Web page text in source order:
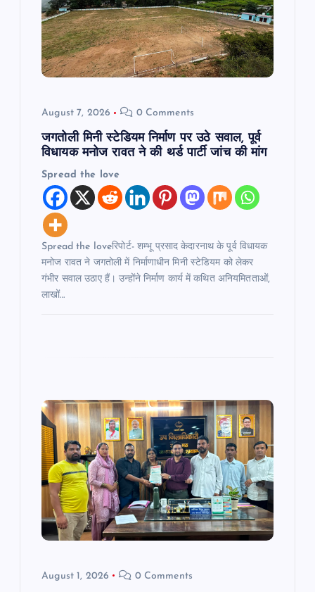
August 7, 2026 0 Comments
जगतोली मिनी स्टेडियम निर्माण पर उठे सवाल, पूर्व
विधायक मनोज रावत ने की थर्ड पार्टी जांच की मांग
Spread the love
Spread the loveरिपोर्ट- शम्भू प्रसाद केदारनाथ के पूर्व विधायक
मनोज रावत ने जगतोली में निर्माणाधीन मिनी स्टेडियम को लेकर
गंभीर सवाल उठाए हैं। उन्होंने निर्माण कार्य में कथित अनियमितताओं,
लाखों…
August 1, 2026 0 Comments